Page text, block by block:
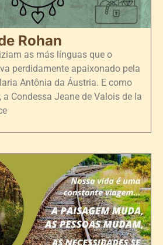
Rohan
as más línguas que o
perdidamente apaixonado pela
Antônia da Áustria. E como
Condessa Jeane de Valois de la